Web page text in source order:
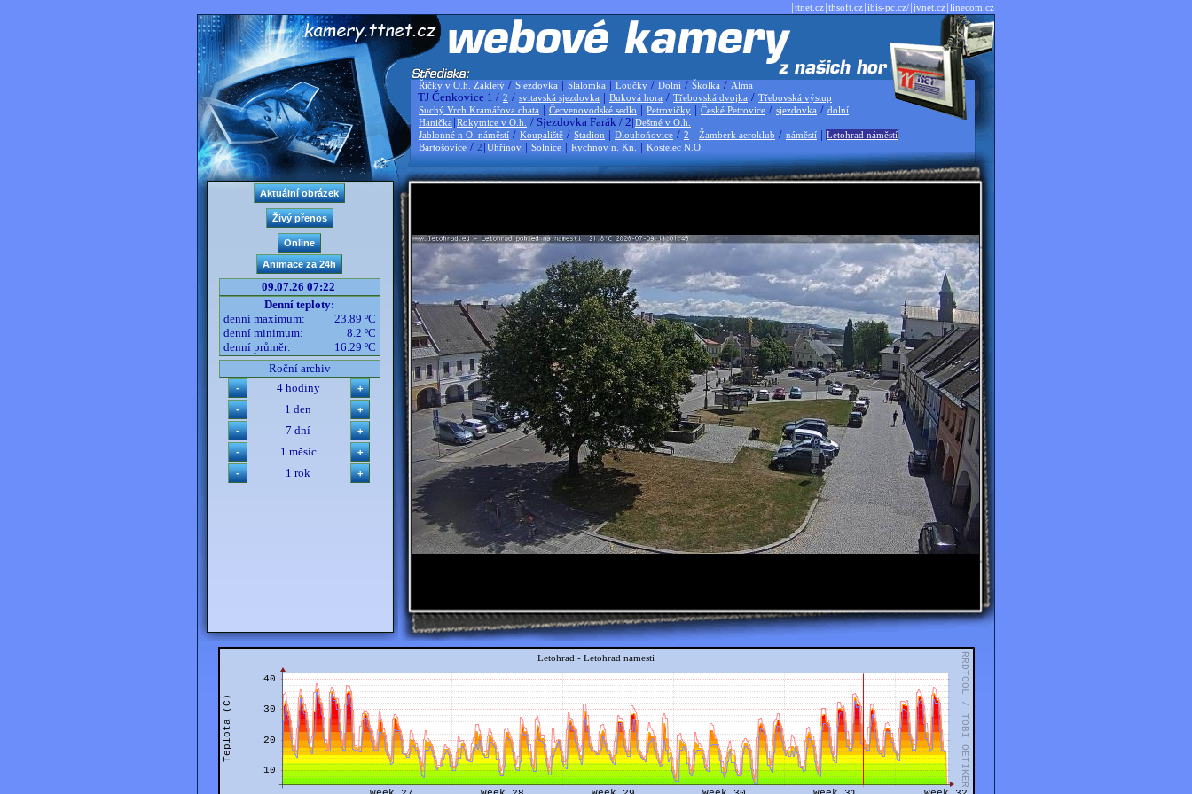
|ttnet.cz|thsoft.cz|ibis-pc.cz/|jvnet.cz|linecom.cz
Říčky v O.h. Zakletý / Sjezdovka | Slalomka | Loučky / Dolní / Školka / Alma
TJ Čenkovice 1 / 2 / svitavská sjezdovka | Buková hora / Třebovská dvojka / Třebovská výstup
Suchý Vrch Kramářova chata | Červenovodské sedlo | Petrovičky | České Petrovice / sjezdovka / dolní
Hanička |Rokytnice v O.h. / Sjezdovka Farák / 2|Deštné v O.h.
Jablonné n O. náměstí / Koupaliště / Stadion | Dlouhoňovice / 2 | Žamberk aeroklub / náměstí | Letohrad náměstí
Bartošovice / 2 |Uhřínov | Solnice | Rychnov n. Kn. | Kostelec N.O.
09.07.26 07:22
Denní teploty:
denní maximum:
23.89 ºC
denní minimum:
8.2 ºC
denní průměr:
16.29 ºC
Roční archiv
4 hodiny
1 den
7 dní
1 měsíc
1 rok